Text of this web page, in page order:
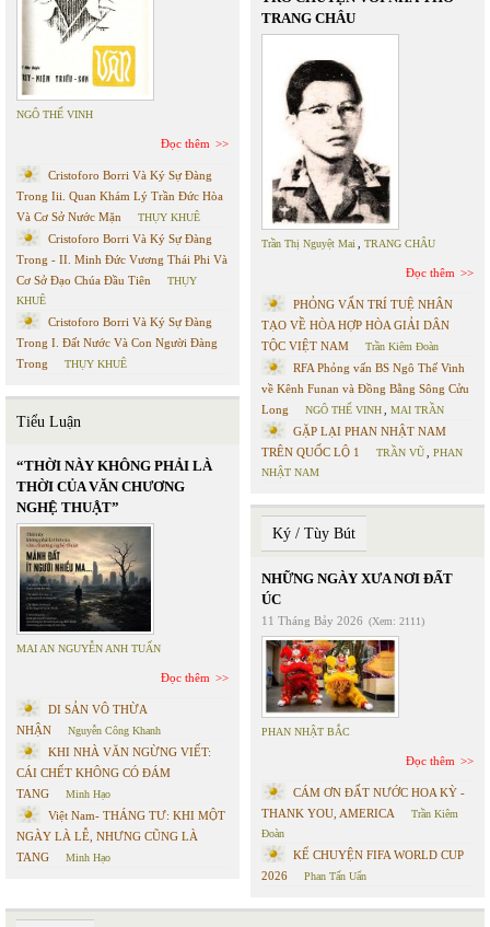
NGÔ THẾ VINH
Đọc thêm
Cristoforo Borri Và Ký Sự Đàng
Trong Iii. Quan Khám Lý Trần Đức Hòa
Và Cơ Sở Nước Mặn
THỤY KHUÊ
Cristoforo Borri Và Ký Sự Đàng
Trong - II. Minh Đức Vương Thái Phi Và
Cơ Sở Đạo Chúa Đầu Tiên
THỤY
KHUÊ
Cristoforo Borri Và Ký Sự Đàng
Trong I. Đất Nước Và Con Người Đàng
Trong
THỤY KHUÊ
Tiểu Luận
“THỜI NÀY KHÔNG PHẢI LÀ
THỜI CỦA VĂN CHƯƠNG
NGHỆ THUẬT”
MAI AN NGUYỄN ANH TUẤN
Đọc thêm
DI SẢN VÔ THỪA
NHẬN
Nguyễn Công Khanh
KHI NHÀ VĂN NGỪNG VIẾT:
CÁI CHẾT KHÔNG CÓ ĐÁM
TANG
Minh Hạo
Việt Nam- THÁNG TƯ: KHI MỘT
NGÀY LÀ LỄ, NHƯNG CŨNG LÀ
TANG
Minh Hạo
TRANG CHÂU
Trần Thị Nguyệt Mai TRANG CHÂU
Đọc thêm
PHỎNG VẤN TRÍ TUỆ NHÂN
TẠO VỀ HÒA HỢP HÒA GIẢI DÂN
TỘC VIỆT NAM
Trần Kiêm Đoàn
RFA Phỏng vấn BS Ngô Thế Vinh
về Kênh Funan và Đồng Bằng Sông Cửu
Long
NGÔ THẾ VINH MAI TRẦN
GẶP LẠI PHAN NHẬT NAM
TRÊN QUỐC LỘ 1
TRẦN VŨ
PHAN
NHẬT NAM
Ký / Tùy Bút
NHỮNG NGÀY XƯA NƠI ĐẤT
ÚC
11 Tháng Bảy 2026 (Xem: 2111)
PHAN NHẬT BẮC
Đọc thêm
CÁM ƠN ĐẤT NƯỚC HOA KỲ -
THANK YOU, AMERICA
Trần Kiêm
Đoàn
KỂ CHUYỆN FIFA WORLD CUP
2026
Phan Tấn Uẩn